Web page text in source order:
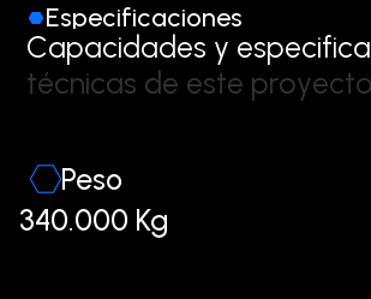
Especificaciones
Capacidades y especifica
técnicas de este proyecto
Peso
340.000 Kg